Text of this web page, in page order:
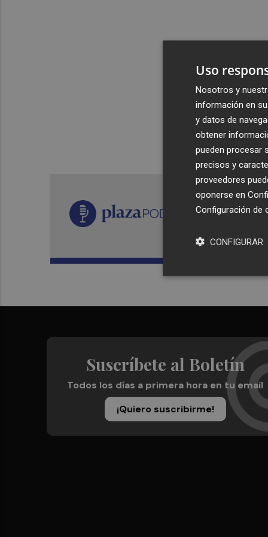
Suscríbete al Boletín
Todos los días a primera hora en tu email
¡Quiero suscribirme!
Uso
Nosotros y
información en
y datos de
obtener
pueden procesar
precisos y
proveedores
oponerse en
Configuración de
CONFIGURAR